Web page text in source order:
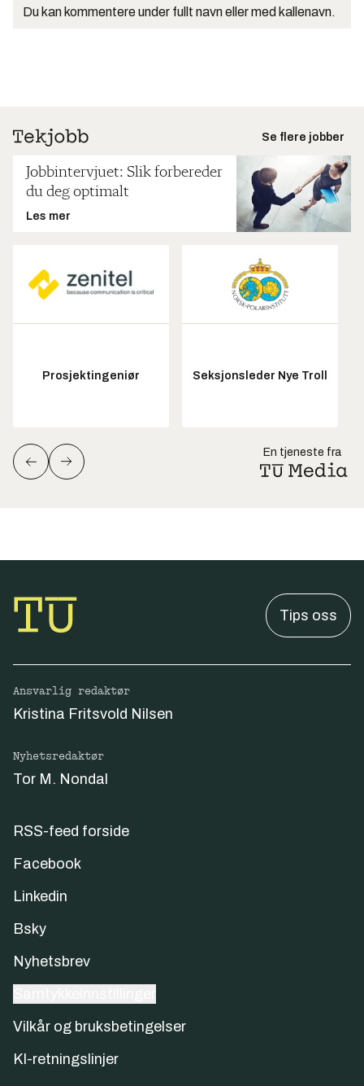
Du kan kommentere under fullt navn eller med kallenavn.
Se flere jobber
Jobbintervjuet: Slik forbereder
du deg optimalt
Les mer
Prosjektingeniør Seksjonsleder Nye Troll
En tjeneste fra
Tips oss
Ansvarlig redaktør
Kristina Fritsvold Nilsen
Nyhetsredaktør
Tor M. Nondal
RSS-feed forside
Facebook
Linkedin
Bsky
Nyhetsbrev
Vilkår og bruksbetingelser
KI-retningslinjer